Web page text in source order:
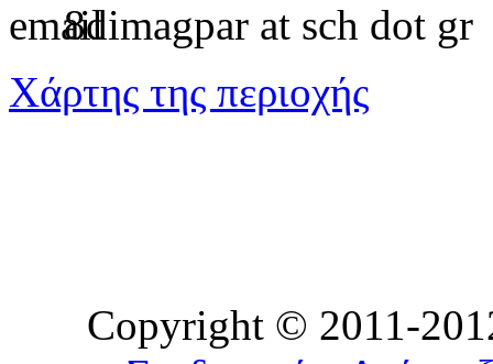
8dimagpar at sch dot gr
Χάρτης της περιοχής
Copyright © 2011-